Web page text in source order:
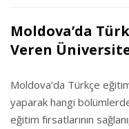
Moldova’da
Veren
Moldova’da Türkçe
yaparak hangi
eğitim fırsatlarının